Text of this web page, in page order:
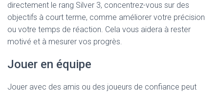
directement le rang Silver 3, concentrez-vous sur des
objectifs à court terme, comme améliorer votre précision
ou votre temps de réaction. Cela vous aidera à rester
motivé et à mesurer vos progrès.
Jouer en équipe
Jouer avec des amis ou des joueurs de confiance peut